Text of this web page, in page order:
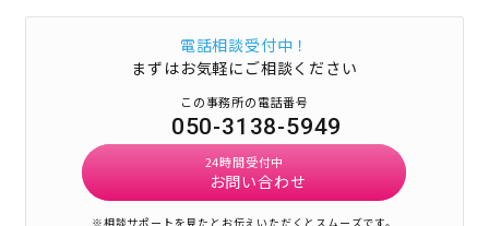
電話相談受付中！
まずはお気軽にご相談ください
この事務所の電話番号
050-3138-5949
24時間受付中
お問い合わせ
※相談サポートを見たとお伝えいただくとスムーズです。